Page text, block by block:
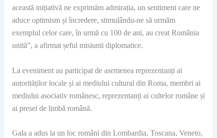
această inițiativă ne exprimăm admirația, un sentiment care ne
aduce optimism și încredere, stimulându-ne să urmăm
exemplul celor care, în urmă cu 100 de ani, au creat România
unită”, a afirmat șeful misiunii diplomatice.
La eveniment au participat de asemenea reprezentanți ai
autorităților locale și ai mediului cultural din Roma, membri ai
mediului asociativ românesc, reprezentanți ai cultelor române și
ai presei de limbă română.
Gala a adus la un loc români din Lombardia, Toscana, Veneto,